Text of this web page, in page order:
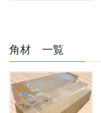
角材 一覧